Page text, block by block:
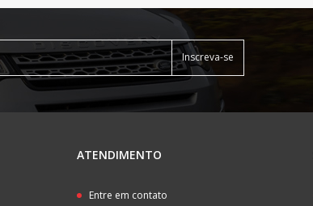
Inscreva-se
ATENDIMENTO
Entre em contato